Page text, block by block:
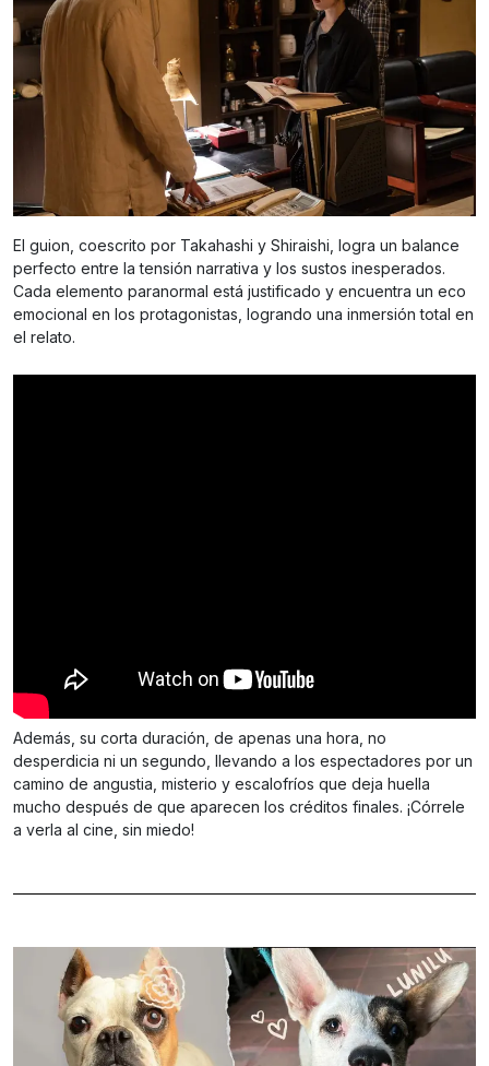
El guion, coescrito por Takahashi y Shiraishi, logra un balance
perfecto entre la tensión narrativa y los sustos inesperados.
Cada elemento paranormal está justificado y encuentra un eco
emocional en los protagonistas, logrando una inmersión total en
el relato.
Además, su corta duración, de apenas una hora, no
desperdicia ni un segundo, llevando a los espectadores por un
camino de angustia, misterio y escalofríos que deja huella
mucho después de que aparecen los créditos finales. ¡Córrele
a verla al cine, sin miedo!